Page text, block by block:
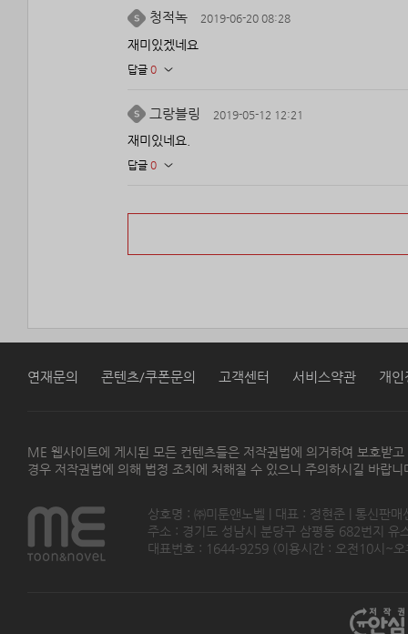
청적녹 2019-06-20 08:28
재미있겠네요
답글 0
그랑블링 2019-05-12 12:21
재미있네요.
답글 0
연재문의 콘텐츠/쿠폰문의 고객센터 서비스약관 개인
ME 웹사이트에 게시된 모든 컨텐츠들은 저작권법에 의거하여 보호받
경우 저작권법에 의해 법정 조치에 처해질 수 있으니 주의하시길 바랍니
상호명 : ㈜미툰앤노벨 | 대표 : 정현준 | 통신판
주소 : 경기도 성남시 분당구 삼평동 682번지
대표번호 : 1644-9259 (이용시간 : 오전10시~